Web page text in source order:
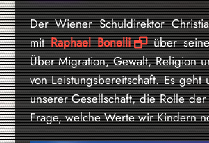
Der Wiener Schuldirektor
mitRaphael Bonelli
über
Über Migration, Gewalt, Religion
von Leistungsbereitschaft. Es geht
unserer Gesellschaft, die Rolle
Frage, welche Werte wir Kindern